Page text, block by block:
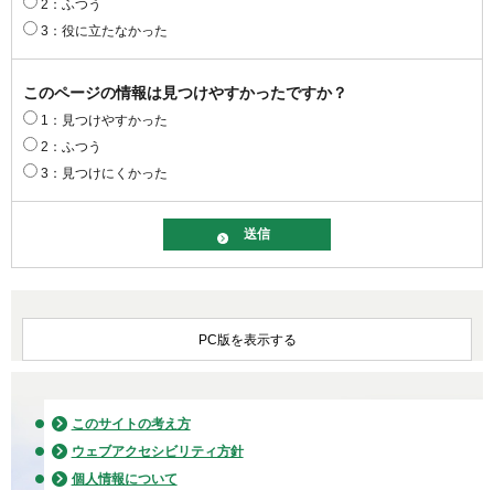
2：ふつう
3：役に立たなかった
このページの情報は見つけやすかったですか？
1：見つけやすかった
2：ふつう
3：見つけにくかった
PC版を表示する
このサイトの考え方
ウェブアクセシビリティ方針
個人情報について